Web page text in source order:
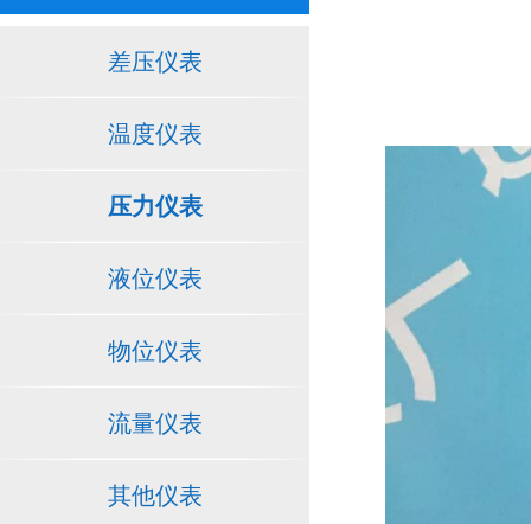
差压仪表
温度仪表
压力仪表
液位仪表
物位仪表
流量仪表
其他仪表